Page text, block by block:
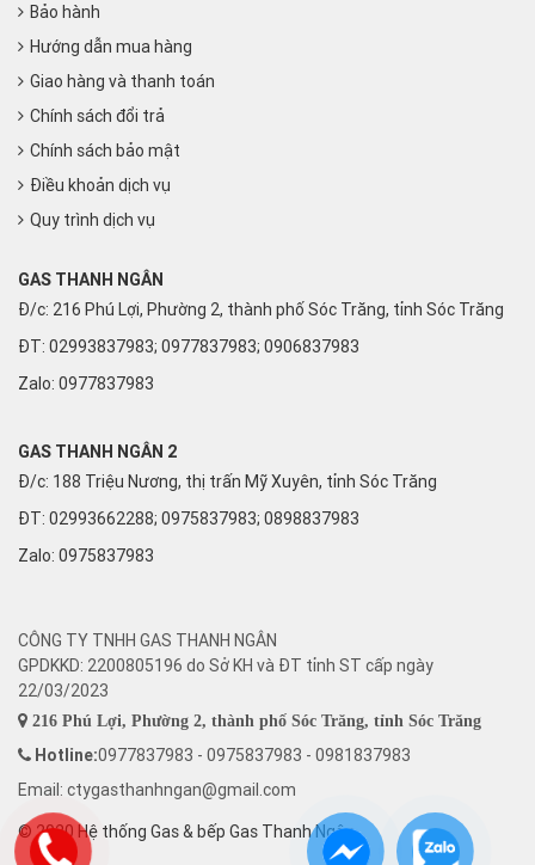
Bảo hành
Hướng dẫn mua hàng
Giao hàng và thanh toán
Chính sách đổi trả
Chính sách bảo mật
Điều khoản dịch vụ
Quy trình dịch vụ
GAS THANH NGÂN
Đ/c: 216 Phú Lợi, Phường 2, thành phố Sóc Trăng, tỉnh Sóc Trăng
ĐT: 02993837983; 0977837983; 0906837983
Zalo: 0977837983
GAS THANH NGÂN 2
Đ/c: 188 Triệu Nương, thị trấn Mỹ Xuyên, tỉnh Sóc Trăng
ĐT: 02993662288; 0975837983; 0898837983
Zalo: 0975837983
CÔNG TY TNHH GAS THANH NGÂN
GPDKKD: 2200805196 do Sở KH và ĐT tỉnh ST cấp ngày
22/03/2023
216 Phú Lợi, Phường 2, thành phố Sóc Trăng, tỉnh Sóc Trăng
Hotline:0977837983 - 0975837983 - 0981837983
Email: ctygasthanhngan@gmail.com
© 2020 Hệ thống Gas & bếp Gas Thanh Ngân